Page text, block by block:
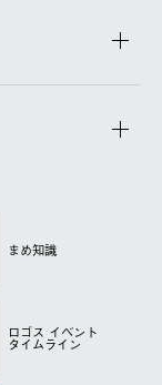
まめ知識
ロゴス イベント
タイムライン